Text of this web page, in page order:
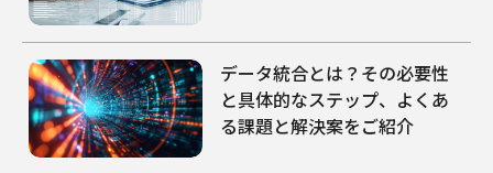
データ統合とは？その必要性
と具体的なステップ、よくあ
る課題と解決案をご紹介